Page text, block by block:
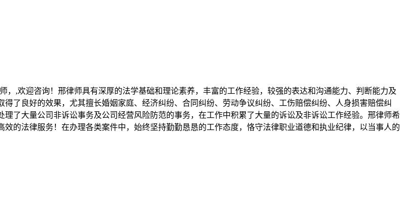
，,欢迎咨询！邢律师具有深厚的法学基础和理论素养，丰富的工作经验，较强的表达和沟通能力、判断能力及
了良好的效果，尤其擅长婚姻家庭、经济纠纷、合同纠纷、劳动争议纠纷、工伤赔偿纠纷、人身损害赔偿纠
了大量公司非诉讼事务及公司经营风险防范的事务，在工作中积累了大量的诉讼及非诉讼工作经验。邢律师希
的法律服务！在办理各类案件中，始终坚持勤勤恳恳的工作态度，恪守法律职业道德和执业纪律，以当事人的